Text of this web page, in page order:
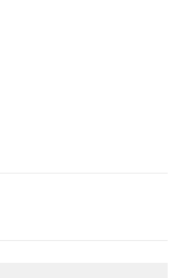
комісії
комісії